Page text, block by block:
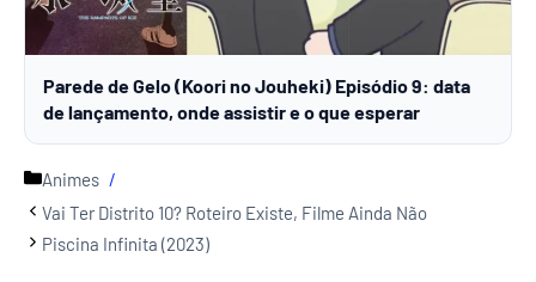
Parede de Gelo (Koori no Jouheki) Episódio 9: data
de lançamento, onde assistir e o que esperar
Categorias
Animes
Vai Ter Distrito 10? Roteiro Existe, Filme Ainda Não
Piscina Infinita (2023)